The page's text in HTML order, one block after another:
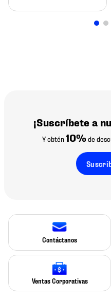
¡Suscríbete a
Y obtén10% de
Contáctanos
Ventas Corporativas